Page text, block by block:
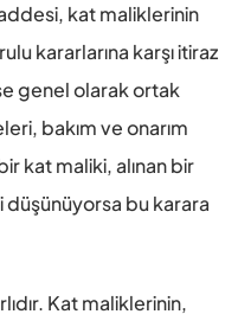
kat maliklerinin
kararlarına karşı itiraz
genel olarak ortak
bakım ve onarım
kat maliki, alınan bir
düşünüyorsa bu karara
Kat maliklerinin,